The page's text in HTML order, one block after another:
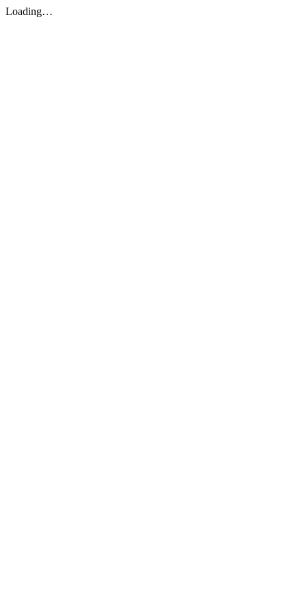
Loading…